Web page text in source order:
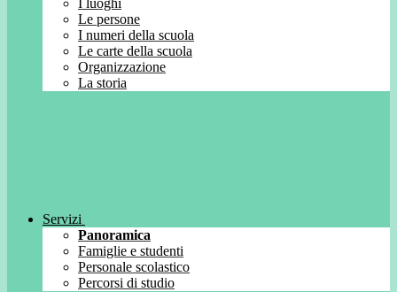
I luoghi
Le persone
I numeri della scuola
Le carte della scuola
Organizzazione
La storia
Servizi
Panoramica
Famiglie e studenti
Personale scolastico
Percorsi di studio